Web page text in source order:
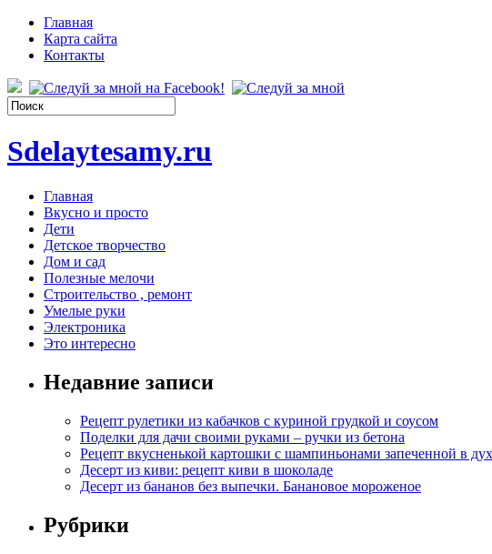
Главная
Карта сайта
Контакты
Sdelaytesamy.ru
Главная
Вкусно и просто
Дети
Детское творчество
Дом и сад
Полезные мелочи
Строительство , ремонт
Умелые руки
Электроника
Это интересно
Недавние записи
Рецепт рулетики из кабачков с куриной грудкой и соусом
Поделки для дачи своими руками – ручки из бетона
Рецепт вкусненькой картошки с шампиньонами запеченной в
Десерт из киви: рецепт киви в шоколаде
Десерт из бананов без выпечки. Банановое мороженое
Рубрики